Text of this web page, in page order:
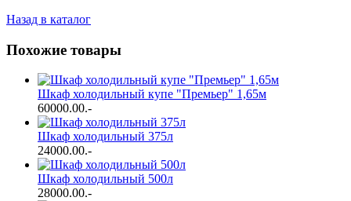
Назад в каталог
Похожие товары
Шкаф холодильный купе "Премьер" 1,65м
60000.00.-
Шкаф холодильный 375л
24000.00.-
Шкаф холодильный 500л
28000.00.-